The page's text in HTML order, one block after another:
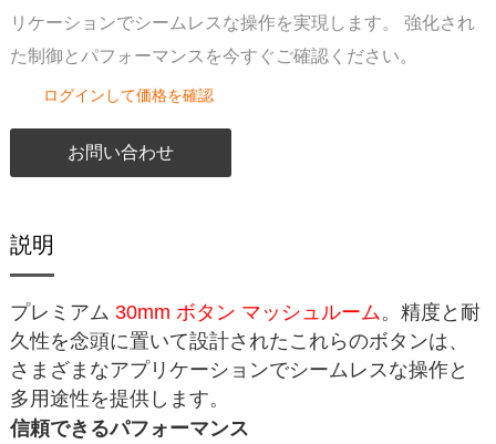
リケーションでシームレスな操作を実現します。 強化され
た制御とパフォーマンスを今すぐご確認ください。
ログインして価格を確認
お問い合わせ
説明
プレミアム 30mm ボタン マッシュルーム。精度と耐
久性を念頭に置いて設計されたこれらのボタンは、
さまざまなアプリケーションでシームレスな操作と
多用途性を提供します。
信頼できるパフォーマンス